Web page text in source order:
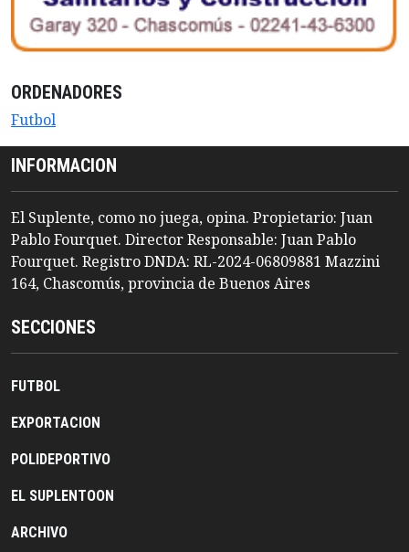
ORDENADORES
Futbol
INFORMACION
El Suplente, como no juega, opina. Propietario: Juan
Pablo Fourquet. Director Responsable: Juan Pablo
Fourquet. Registro DNDA: RL-2024-06809881 Mazzini
164, Chascomús, provincia de Buenos Aires
SECCIONES
FUTBOL
EXPORTACION
POLIDEPORTIVO
EL SUPLENTOON
ARCHIVO